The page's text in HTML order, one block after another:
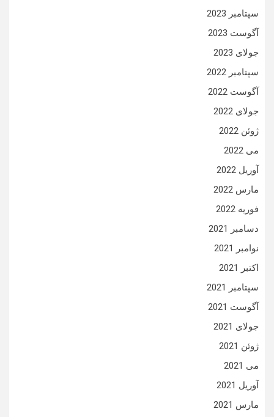
سپتامبر 2023
آگوست 2023
جولای 2023
سپتامبر 2022
آگوست 2022
جولای 2022
ژوئن 2022
می 2022
آوریل 2022
مارس 2022
فوریه 2022
دسامبر 2021
نوامبر 2021
اکتبر 2021
سپتامبر 2021
آگوست 2021
جولای 2021
ژوئن 2021
می 2021
آوریل 2021
مارس 2021